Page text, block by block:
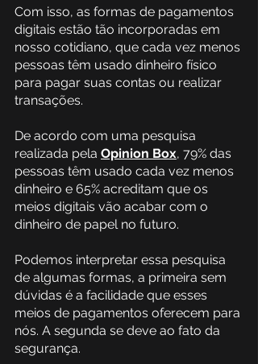
Com isso, as formas de pagamentos
digitais estão tão incorporadas em
nosso cotidiano, que cada vez menos
pessoas têm usado dinheiro físico
para pagar suas contas ou realizar
transações.
De acordo com uma pesquisa
realizada pela Opinion Box, 79% das
pessoas têm usado cada vez menos
dinheiro e 65% acreditam que os
meios digitais vão acabar com o
dinheiro de papel no futuro.
Podemos interpretar essa pesquisa
de algumas formas, a primeira sem
dúvidas é a facilidade que esses
meios de pagamentos oferecem para
nós. A segunda se deve ao fato da
segurança.